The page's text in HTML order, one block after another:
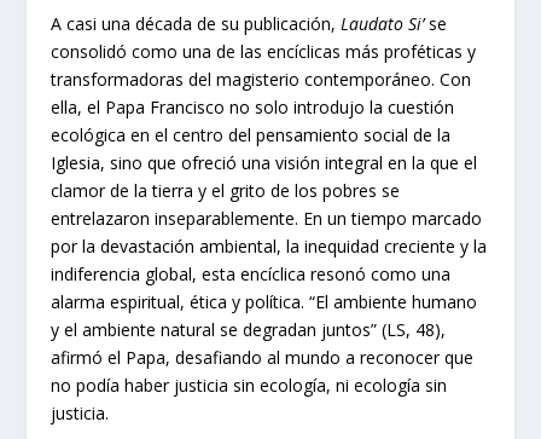
A casi una década de su publicación,Laudato Si’se
consolidó como una de las encíclicas más proféticas y
transformadoras del magisterio contemporáneo. Con
ella, el Papa Francisco no solo introdujo la cuestión
ecológica en el centro del pensamiento social de la
Iglesia, sino que ofreció una visión integral en la que el
clamor de la tierra y el grito de los pobres se
entrelazaron inseparablemente. En un tiempo marcado
por la devastación ambiental, la inequidad creciente y la
indiferencia global, esta encíclica resonó como una
alarma espiritual, ética y política. “El ambiente humano
y el ambiente natural se degradan juntos” (LS, 48),
afirmó el Papa, desafiando al mundo a reconocer que
no podía haber justicia sin ecología, ni ecología sin
justicia.